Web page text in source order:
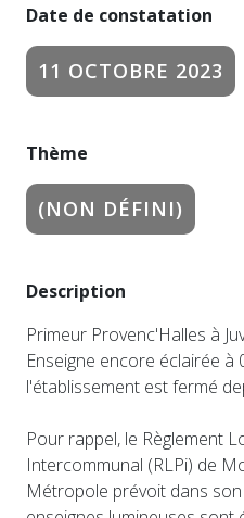
Date de constatation
11 OCTOBRE 2023
Thème
(NON DÉFINI)
Description
Primeur Provenc'Halles à
Enseigne encore éclairée à
l'établissement est fermé
Pour rappel, le Règlement
Intercommunal (RLPi) de
Métropole prévoit dans